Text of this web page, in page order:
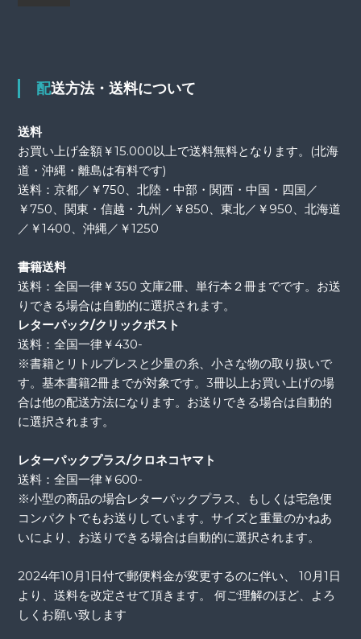
配送方法・送料について
送料
お買い上げ金額￥15.000以上で送料無料となります。(北海
道・沖縄・離島は有料です)
送料：京都／￥750、北陸・中部・関西・中国・四国／
￥750、関東・信越・九州／￥850、東北／￥950、北海道
／￥1400、沖縄／￥1250
書籍送料
送料：全国一律￥350 文庫2冊、単行本２冊までです。お送
りできる場合は自動的に選択されます。
レターパック/クリックポスト
送料：全国一律￥430-
※書籍とリトルプレスと少量の糸、小さな物の取り扱いで
す。基本書籍2冊までが対象です。3冊以上お買い上げの場
合は他の配送方法になります。お送りできる場合は自動的
に選択されます。
レターパックプラス/クロネコヤマト
送料：全国一律￥600-
※小型の商品の場合レターパックプラス、もしくは宅急便
コンパクトでもお送りしています。サイズと重量のかねあ
いにより、お送りできる場合は自動的に選択されます。
2024年10月1日付で郵便料金が変更するのに伴い、 10月1日
より、送料を改定させて頂きます。 何ご理解のほど、よろ
しくお願い致します